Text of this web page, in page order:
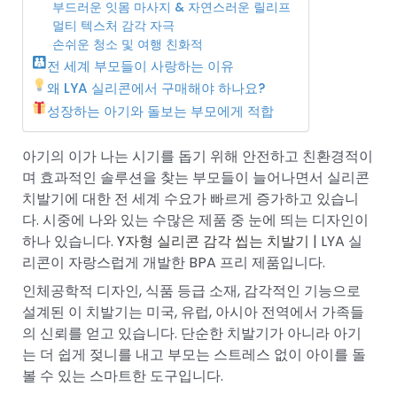
부드러운 잇몸 마사지 & 자연스러운 릴리프
멀티 텍스처 감각 자극
손쉬운 청소 및 여행 친화적
전 세계 부모들이 사랑하는 이유
왜 LYA 실리콘에서 구매해야 하나요?
성장하는 아기와 돌보는 부모에게 적합
아기의 이가 나는 시기를 돕기 위해 안전하고 친환경적이
며 효과적인 솔루션을 찾는 부모들이 늘어나면서 실리콘
치발기에 대한 전 세계 수요가 빠르게 증가하고 있습니
다. 시중에 나와 있는 수많은 제품 중 눈에 띄는 디자인이
하나 있습니다. Y자형 실리콘 감각 씹는 치발기 | LYA 실
리콘이 자랑스럽게 개발한 BPA 프리 제품입니다.
인체공학적 디자인, 식품 등급 소재, 감각적인 기능으로
설계된 이 치발기는 미국, 유럽, 아시아 전역에서 가족들
의 신뢰를 얻고 있습니다. 단순한 치발기가 아니라 아기
는 더 쉽게 젖니를 내고 부모는 스트레스 없이 아이를 돌
볼 수 있는 스마트한 도구입니다.